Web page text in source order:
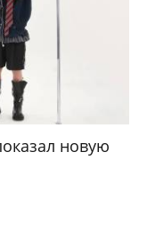
новую